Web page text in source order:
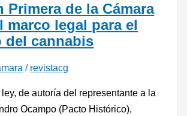
Primera de la Cámara
marco legal para el
del cannabis
/ revistacg
de autoría del representante a la
Ocampo (Pacto Histórico),